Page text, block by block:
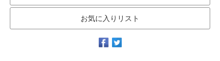
お気に入りリスト